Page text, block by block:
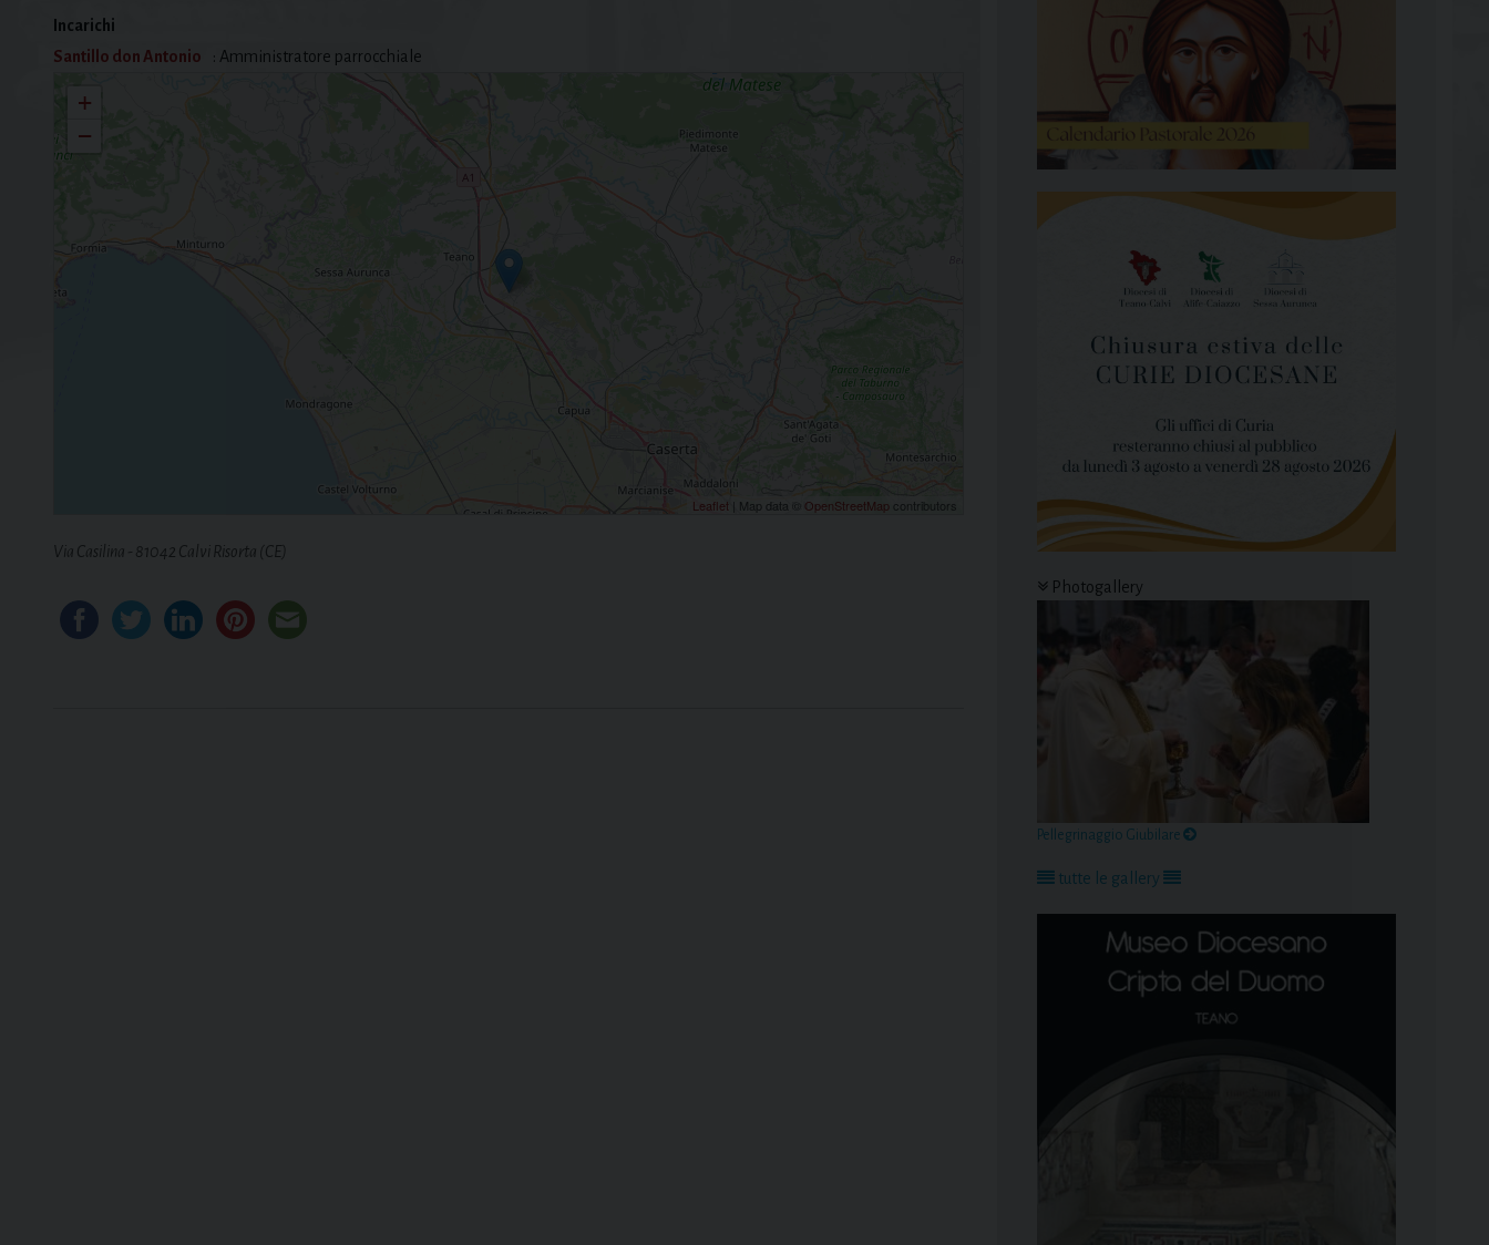
Incarichi
Santillo don Antonio
: Amministratore parrocchiale
+
−
Leaflet | Map data © OpenStreetMap contributors
Via Casilina - 81042 Calvi Risorta (CE)
Photogallery
Pellegrinaggio Giubilare
tutte le gallery